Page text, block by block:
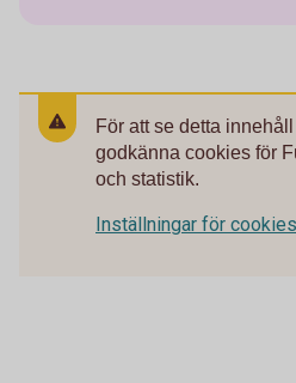
För att se detta
godkänna cookies för
och statistik.
Inställningar för cookies